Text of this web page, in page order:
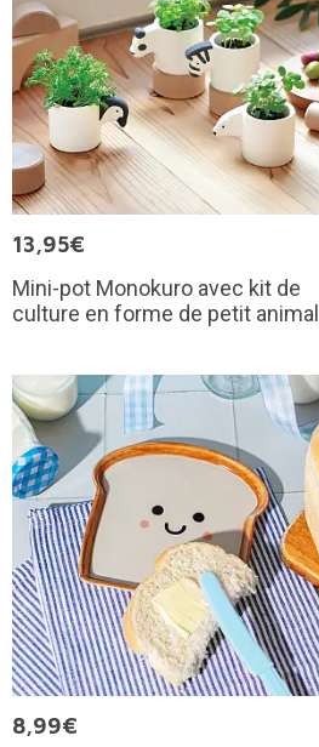
13,95€
Mini-pot Monokuro avec kit de
culture en forme de petit animal
8,99€